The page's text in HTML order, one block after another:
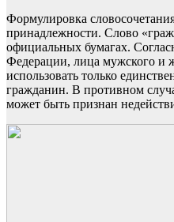
Формулировка
принадлежности. Слово
официальных бумагах.
Федерации, лица мужского и
использовать только
гражданин. В противном
может быть признан